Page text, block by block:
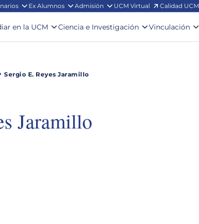
Ex Alumnos Admisión UCM Virtual Calidad UCM
en la UCM Ciencia e Investigación Vinculación
Sergio E. Reyes Jaramillo
Jaramillo